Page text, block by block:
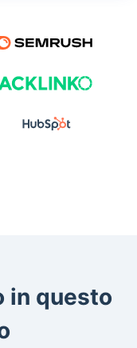
in questo